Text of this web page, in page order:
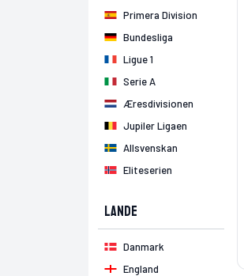
Primera Division
Bundesliga
Ligue 1
Serie A
Æresdivisionen
Jupiler Ligaen
Allsvenskan
Eliteserien
Lande
Danmark
England